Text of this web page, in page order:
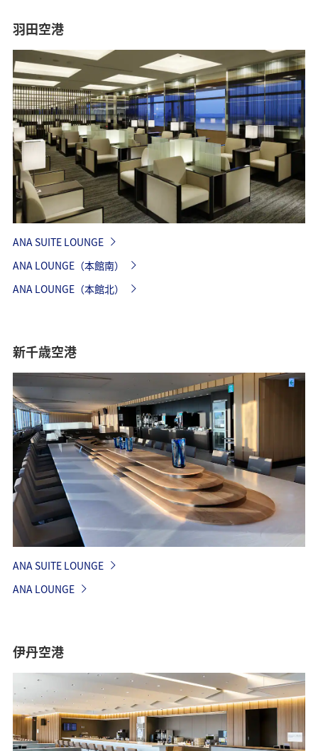
羽田空港
ANA SUITE LOUNGE
ANA LOUNGE（本館南）
ANA LOUNGE（本館北）
新千歳空港
ANA SUITE LOUNGE
ANA LOUNGE
伊丹空港